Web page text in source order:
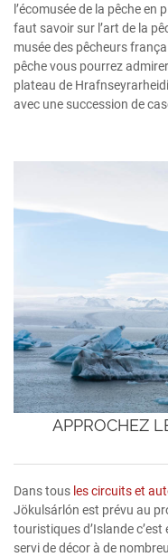
l’écomusée de la pêche en
faut savoir sur l’art de la
musée des pêcheurs
pêche vous pourrez
plateau de
avec une succession de
APPROCHEZ
Dans tous les circuits et
Jökulsárlón est prévu au
touristiques d’Islande
servi de décor à de